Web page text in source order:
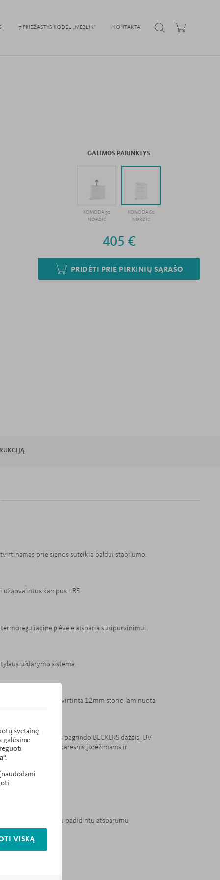
7 PRIEŽASTYS KODĖL „MEBLIK” KONTAKTAI
GALIMOS PARINKTYS
KOMODA 90
NORDIC
KOMODA 60
NORDIC
405 €
PRIDĖTI PRIE PIRKINIŲ SĄRAŠO
tvirtinamas prie sienos suteikia baldui stabilumo.
užapvalintus kampus - R5.
plėvele atsparia susipurvinimui.
tylaus uždarymo sistema.
- galinė sienelė sutvirtinta 12mm storio laminuota
vandens pagrindo BECKERS dažais, UV
paviršius yra atsparesnis įbrėžimams ir
kampai - R5.
laminuota plokštė su padidintu atsparumu
svetainę.
galėsime
VISKĄ